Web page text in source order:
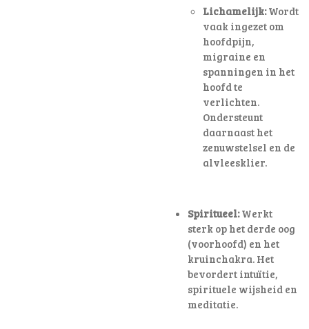
Lichamelijk:Wordt
vaak ingezet om
hoofdpijn,
migraine en
spanningen in het
hoofd te
verlichten.
Ondersteunt
daarnaast het
zenuwstelsel en de
alvleesklier.
Spiritueel:Werkt
sterk op het derde oog
(voorhoofd) en het
kruinchakra. Het
bevordert intuïtie,
spirituele wijsheid en
meditatie.